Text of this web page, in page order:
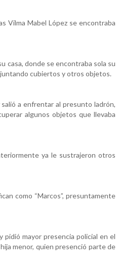
Vilma Mabel López se encontraba
casa, donde se encontraba sola su
cubiertos y otros objetos.
a enfrentar al presunto ladrón,
algunos objetos que llevaba
ya le sustrajeron otros
como “Marcos”, presuntamente
pidió mayor presencia policial en el
menor, quien presenció parte de